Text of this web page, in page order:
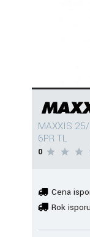
MAXXIS
6PR TL
0
Cena
Rok